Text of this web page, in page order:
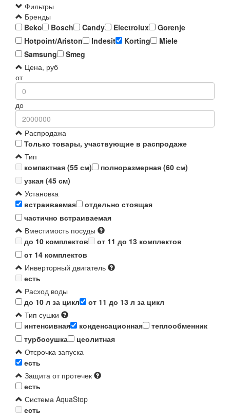
Фильтры
Бренды
Beko
Bosch Candy Electrolux
Gorenje
Hotpoint/Ariston
Indesit Korting
Miele
Samsung
Smeg
Цена, руб
от
до
Распродажа
Только товары, участвующие в распродаже
Тип
компактная (55 см)
полноразмерная (60 см)
узкая (45 см)
Установка
встраиваемая
отдельно стоящая
частично встраиваемая
Вместимость посуды
до 10 комплектов
от 11 до 13 комплектов
от 14 комплектов
Инверторный двигатель
есть
Расход воды
до 10 л за цикл
от 11 до 13 л за цикл
Тип сушки
интенсивная
конденсационная
теплообменник
турбосушка
цеолитная
Отсрочка запуска
есть
Защита от протечек
есть
Система AquaStop
есть